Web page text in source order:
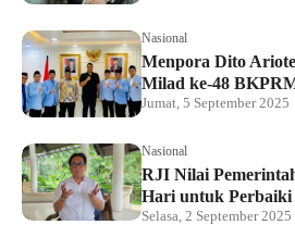
Nasional
Menpora Dito
Milad ke-48
Jumat, 5 September 2025
Nasional
RJI Nilai
Hari untuk Perbaiki
Selasa, 2 September 2025